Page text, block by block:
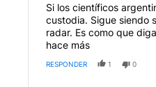
Si los científicos
custodia. Sigue siendo
radar. Es como que
hace más
RESPONDER 1 0